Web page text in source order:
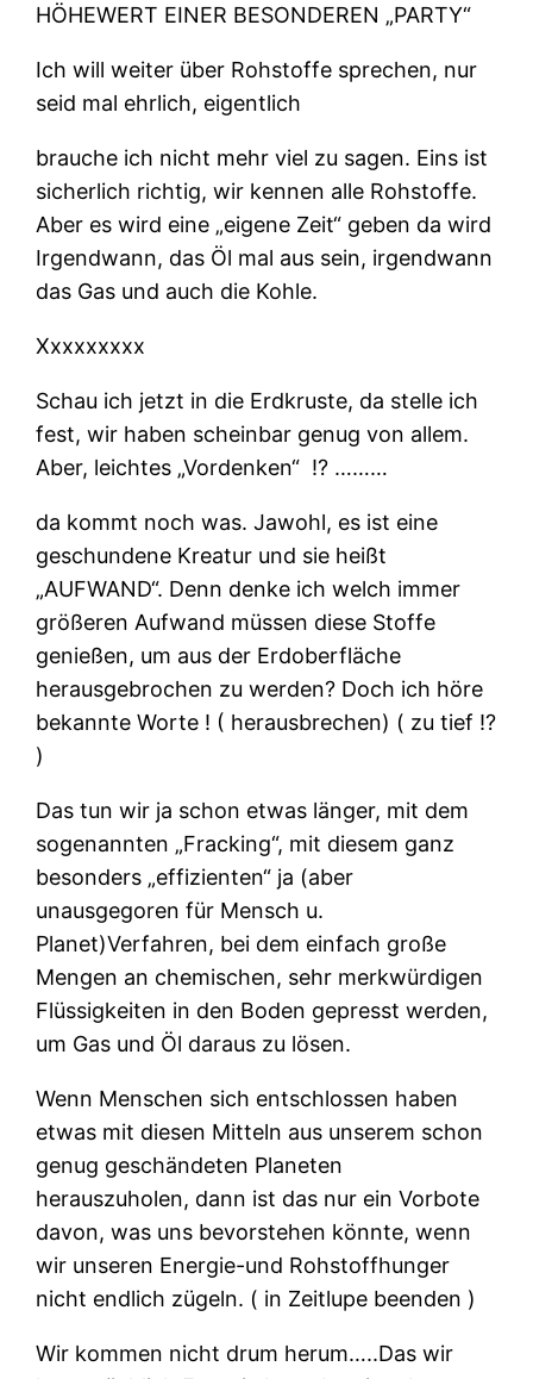
HÖHEWERT EINER BESONDEREN „PARTY“
Ich will weiter über Rohstoffe sprechen, nur
seid mal ehrlich, eigentlich
brauche ich nicht mehr viel zu sagen. Eins ist
sicherlich richtig, wir kennen alle Rohstoffe.
Aber es wird eine „eigene Zeit“ geben da wird
Irgendwann, das Öl mal aus sein, irgendwann
das Gas und auch die Kohle.
Xxxxxxxxx
Schau ich jetzt in die Erdkruste, da stelle ich
fest, wir haben scheinbar genug von allem.
Aber, leichtes „Vordenken“ ⁉ ………
da kommt noch was. Jawohl, es ist eine
geschundene Kreatur und sie heißt
„AUFWAND“. Denn denke ich welch immer
größeren Aufwand müssen diese Stoffe
genießen, um aus der Erdoberfläche
herausgebrochen zu werden? Doch ich höre
bekannte Worte ! ( herausbrechen) ( zu tief !?
)
Das tun wir ja schon etwas länger, mit dem
sogenannten „Fracking“, mit diesem ganz
besonders „effizienten“ ja (aber
unausgegoren für Mensch u.
Planet)Verfahren, bei dem einfach große
Mengen an chemischen, sehr merkwürdigen
Flüssigkeiten in den Boden gepresst werden,
um Gas und Öl daraus zu lösen.
Wenn Menschen sich entschlossen haben
etwas mit diesen Mitteln aus unserem schon
genug geschändeten Planeten
herauszuholen, dann ist das nur ein Vorbote
davon, was uns bevorstehen könnte, wenn
wir unseren Energie-und Rohstoffhunger
nicht endlich zügeln. ( in Zeitlupe beenden )
Wir kommen nicht drum herum…..Das wir